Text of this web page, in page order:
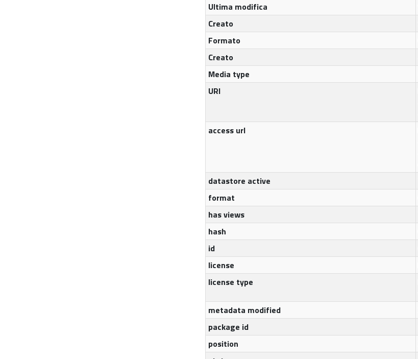
Ultima modifica
Creato
Formato
Creato
Media type
URI
access url
datastore active
format
has views
hash
id
license
license type
metadata modified
package id
position